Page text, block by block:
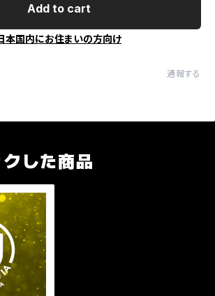
Add to cart
本国内にお住まいの方向け
通報する
した商品